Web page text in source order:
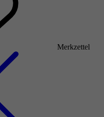
Merkzettel